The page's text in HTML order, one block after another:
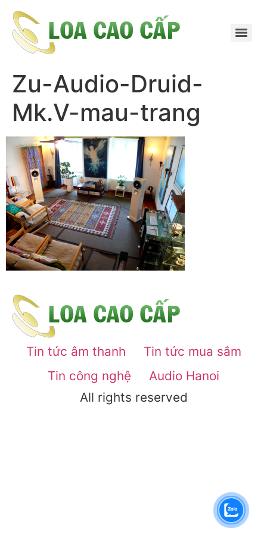
Zu-Audio-Druid-
Mk.V-mau-trang
Tin tức âm thanh
Tin tức mua sắm
Tin công nghệ
Audio Hanoi
All rights reserved